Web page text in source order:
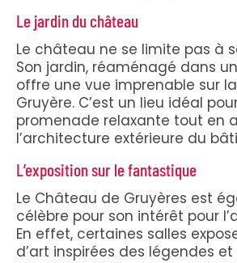
Le jardin du château
Le château ne se limite pas à
Son jardin, réaménagé dans
offre une vue imprenable sur
Gruyère. C’est un lieu idéal
promenade relaxante tout en
l’architecture extérieure du
L’exposition sur le fantastique
Le Château de Gruyères est
célèbre pour son intérêt pour
En effet, certaines salles
d’art inspirées des légendes